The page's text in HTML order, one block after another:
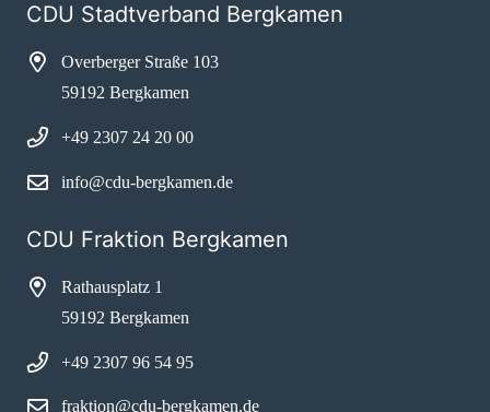
CDU Stadtverband Bergkamen
Overberger Straße 103
59192 Bergkamen
+49 2307 24 20 00
info@cdu-bergkamen.de
CDU Fraktion Bergkamen
Rathausplatz 1
59192 Bergkamen
+49 2307 96 54 95
fraktion@cdu-bergkamen.de